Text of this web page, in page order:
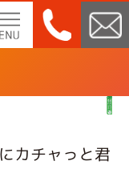
menu
カチャっと君